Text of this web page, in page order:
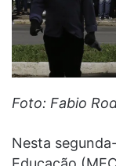
Foto: Fabio
Nesta